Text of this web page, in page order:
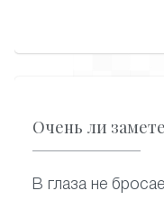
Очень ли
В глаза не